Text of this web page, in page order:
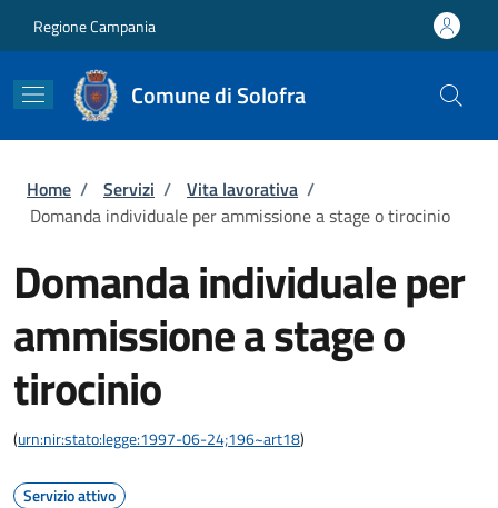
Regione Campania
Comune di Solofra
Briciole di pane
Home / Servizi / Vita lavorativa /
Domanda individuale per ammissione a stage o tirocinio
Domanda individuale per
ammissione a stage o
tirocinio
(urn:nir:stato:legge:1997-06-24;196~art18)
Servizio attivo